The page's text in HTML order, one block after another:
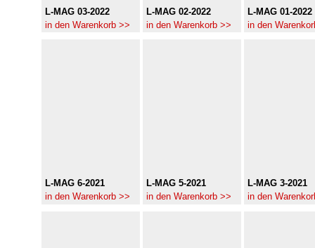
L-MAG 03-2022
in den Warenkorb >>
L-MAG 02-2022
in den Warenkorb >>
L-MAG 01-2022
in den
L-MAG 6-2021
in den Warenkorb >>
L-MAG 5-2021
in den Warenkorb >>
L-MAG 3-2021
in den